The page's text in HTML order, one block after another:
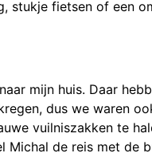
stukje fietsen of een
mijn huis. Daar
dus we waren
vuilniszakken te
Michal de reis met de